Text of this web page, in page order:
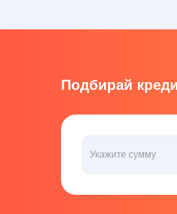
Подбирай
Укажите сумму